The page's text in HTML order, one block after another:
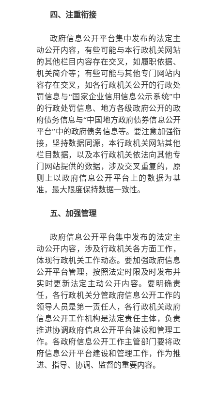
四、注重衔接
政府信息公开平台集中发布的法定主
动公开内容，有些可能与本行政机关网站
的其他栏目内容存在交叉，如履职依据、
机关简介等；有些可能与其他专门网站内
容存在交叉，如各行政机关公开的行政处
罚信息与“国家企业信用信息公示系统”中
的行政处罚信息、地方各级政府公开的政
府债务信息与“中国地方政府债券信息公开
平台”中的政府债务信息等。要注意加强衔
接，坚持数据同源，本行政机关网站其他
栏目数据，以及本行政机关依法向其他专
门网站提供的数据，涉及交叉重复的，原
则上以政府信息公开平台上的数据为基
准，最大限度保持数据一致性。
五、加强管理
政府信息公开平台集中发布的法定主
动公开内容，涉及行政机关各方面工作，
体现行政机关工作动态。要加强政府信息
公开平台管理，按照法定时限及时发布并
实时更新法定主动公开内容。要明确责
任，各行政机关分管政府信息公开工作的
领导人员是第一责任人，各行政机关政府
信息公开工作机构是法定责任主体，负责
推进协调政府信息公开平台建设和管理工
作。各政府信息公开工作主管部门要将政
府信息公开平台建设和管理工作，作为推
进、指导、协调、监督的重要内容。